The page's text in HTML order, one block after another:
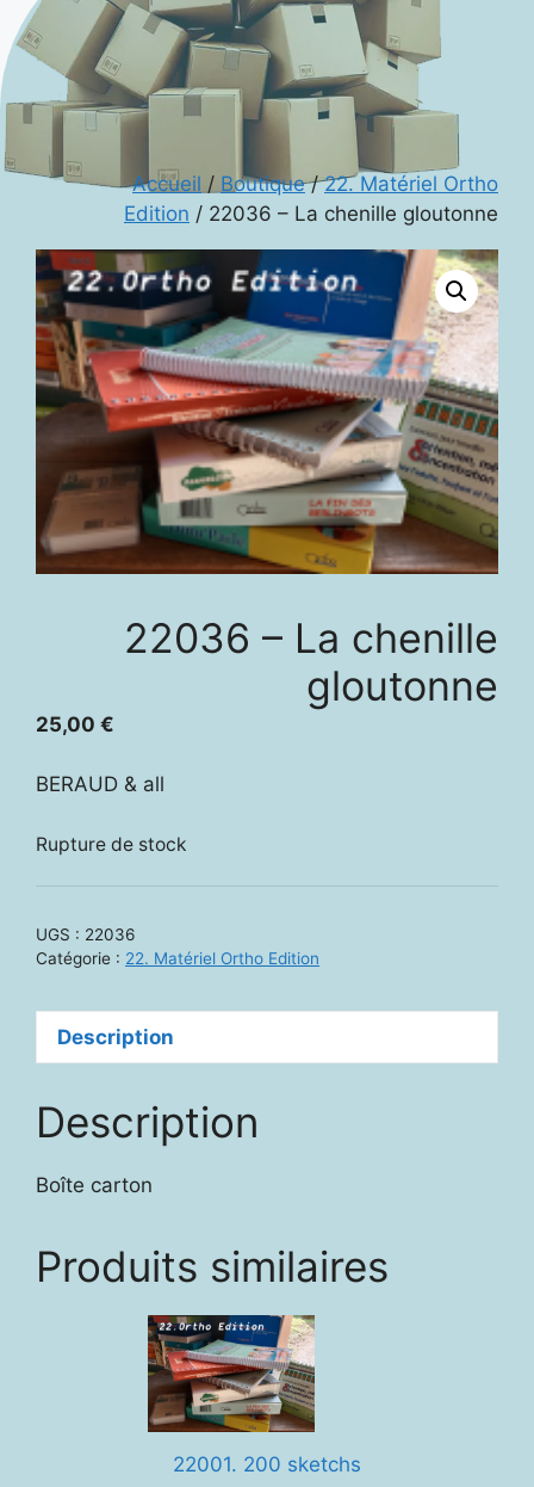
Accueil / Boutique/22. Matériel Ortho
Edition / 22036 – La chenille gloutonne
22036 – La chenille
gloutonne
25,00 €
BERAUD & all
Rupture de stock
UGS : 22036
Catégorie : 22. Matériel Ortho Edition
Description
Description
Boîte carton
Produits similaires
22001. 200 sketchs